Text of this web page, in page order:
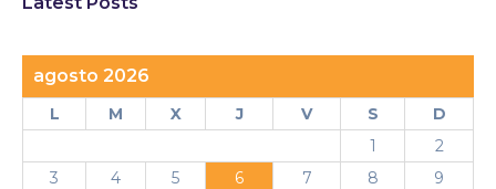
agosto 2026
L M X J V S
D
1
2
3
4 5 6 7 8
9